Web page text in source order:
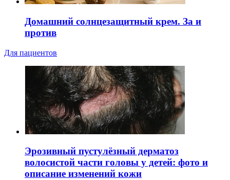
Домашний солнцезащитный крем. За и
против
Для пациентов
Эрозивный пустулёзный дерматоз
волосистой части головы у детей: фото и
описание изменений кожи